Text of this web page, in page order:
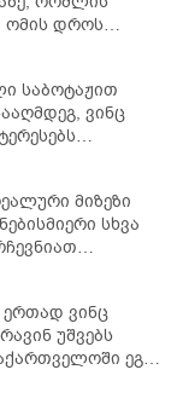
ომის დროს
საბოტაჟით
ვინც
უნდა იცოდეს,
მიზეზი
სხვა
-
ვინც
უშვებს